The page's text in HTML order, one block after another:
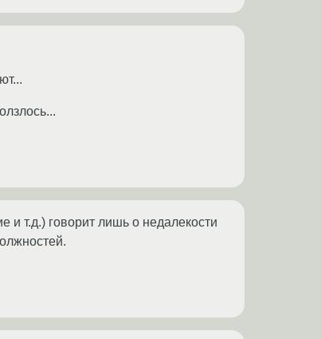
т.д.) говорит лишь о недалекости